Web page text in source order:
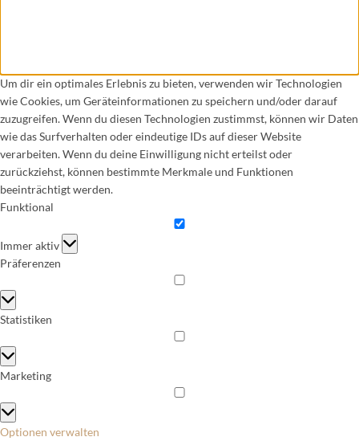
Um dir ein optimales Erlebnis zu bieten, verwenden wir Technologien
wie Cookies, um Geräteinformationen zu speichern und/oder darauf
zuzugreifen. Wenn du diesen Technologien zustimmst, können wir Daten
wie das Surfverhalten oder eindeutige IDs auf dieser Website
verarbeiten. Wenn du deine Einwilligung nicht erteilst oder
zurückziehst, können bestimmte Merkmale und Funktionen
beeinträchtigt werden.
Funktional
Funktional
Immer aktiv
Präferenzen
Präferenzen
Statistiken
Statistiken
Marketing
Marketing
Optionen verwalten